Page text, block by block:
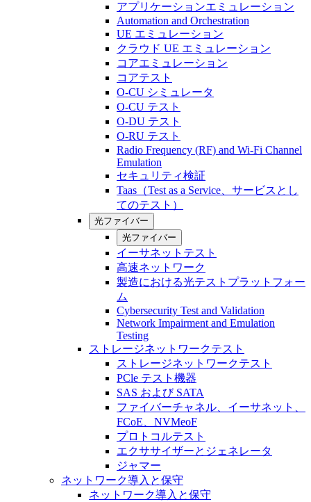
アプリケーションエミュレーション
Automation and Orchestration
UE エミュレーション
クラウド UE エミュレーション
コアエミュレーション
コアテスト
O-CU シミュレータ
O-CU テスト
O-DU テスト
O-RU テスト
Radio Frequency (RF) and Wi-Fi Channel
Emulation
セキュリティ検証
Taas（Test as a Service、サービスとし
てのテスト）
光ファイバー
光ファイバー
イーサネットテスト
高速ネットワーク
製造における光テストプラットフォー
ム
Cybersecurity Test and Validation
Network Impairment and Emulation
Testing
ストレージネットワークテスト
ストレージネットワークテスト
PCle テスト機器
SAS および SATA
ファイバーチャネル、イーサネット、
FCoE、NVMeoF
プロトコルテスト
エクササイザーとジェネレータ
ジャマー
ネットワーク導入と保守
ネットワーク導入と保守